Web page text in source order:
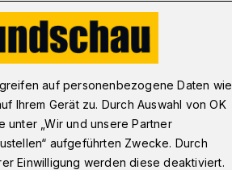
steht fest
auf personenbezogene Daten wie
Ihrem Gerät zu. Durch Auswahl von OK
„Wir und unsere Partner
aufgeführten Zwecke. Durch
Einwilligung werden diese deaktiviert.